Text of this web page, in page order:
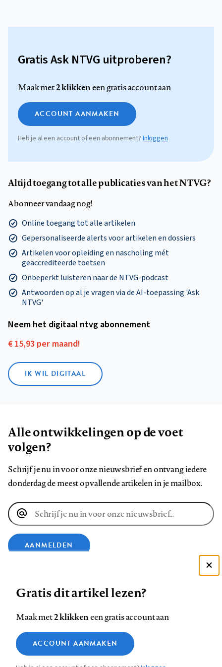
Gratis Ask NTVG uitproberen?
Maak met2 klikkeneen gratis account aan
ACCOUNT AANMAKEN
Heb je al een account of een abonnement?Inloggen
Altijd toegang tot alle publicaties van het NTVG?
Abonneer vandaag nog!
Online toegang tot alle artikelen
Gepersonaliseerde alerts voor artikelen en dossiers
Artikelen voor opleiding en nascholing mét
geaccrediteerde toetsen
Onbeperkt luisteren naar de NTVG-podcast
Antwoorden op al je vragen via de AI-toepassing 'Ask
NTVG'
Neem het digitaal ntvg abonnement
€ 15,93 per maand!
IK WIL DIGITAAL
Alle ontwikkelingen op de voet
volgen?
Schrijf je nu in voor onze nieuwsbrief en ontvang iedere
donderdag de meest opvallende artikelen in je mailbox.
E-
mailadres
AANMELDEN
op
Facebook
op
LinkedIn
op
Bluesky
ons
op
InstagramYouTube
Footer
Contact Colofon Disclaimer Privacy
Medische vragen verdienen
betrouwbare antwoorden
Zie onze cookie policy
Analytische cookies
Gratis dit artikel lezen?
Maak met2 klikkeneen gratis account aan
ACCOUNT AANMAKEN